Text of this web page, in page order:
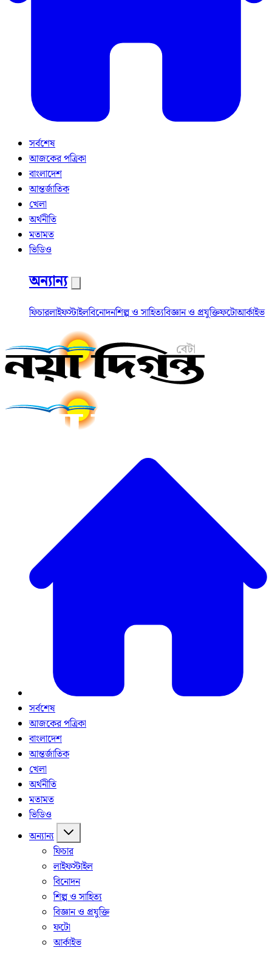
সর্বশেষ
আজকের পত্রিকা
বাংলাদেশ
আন্তর্জাতিক
খেলা
অর্থনীতি
মতামত
ভিডিও
অন্যান্য
ফিচারলাইফস্টাইলবিনোদনশিল্প ও সাহিত্যবিজ্ঞান ও প্রযুক্তিফটোআর্কাইভ
সর্বশেষ
আজকের পত্রিকা
বাংলাদেশ
আন্তর্জাতিক
খেলা
অর্থনীতি
মতামত
ভিডিও
অন্যান্য
ফিচার
লাইফস্টাইল
বিনোদন
শিল্প ও সাহিত্য
বিজ্ঞান ও প্রযুক্তি
ফটো
আর্কাইভ